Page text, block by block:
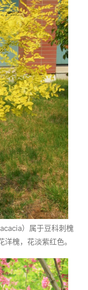
）属于豆科刺槐
槐，花淡紫红色。